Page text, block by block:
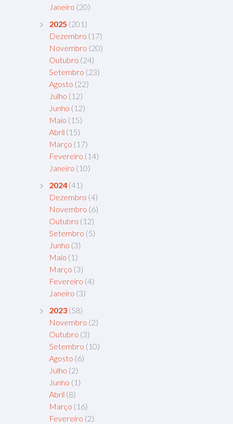
Janeiro (20)
2025 (201)
Dezembro (17)
Novembro (20)
Outubro (24)
Setembro (23)
Agosto (22)
Julho (12)
Junho (12)
Maio (15)
Abril (15)
Março (17)
Fevereiro (14)
Janeiro (10)
2024 (41)
Dezembro (4)
Novembro (6)
Outubro (12)
Setembro (5)
Junho (3)
Maio (1)
Março (3)
Fevereiro (4)
Janeiro (3)
2023 (58)
Novembro (2)
Outubro (3)
Setembro (10)
Agosto (6)
Julho (2)
Junho (1)
Abril (8)
Março (16)
Fevereiro (2)